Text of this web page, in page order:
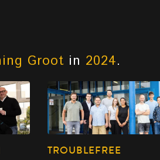
Groot in 2024.
TROUBLEFREE